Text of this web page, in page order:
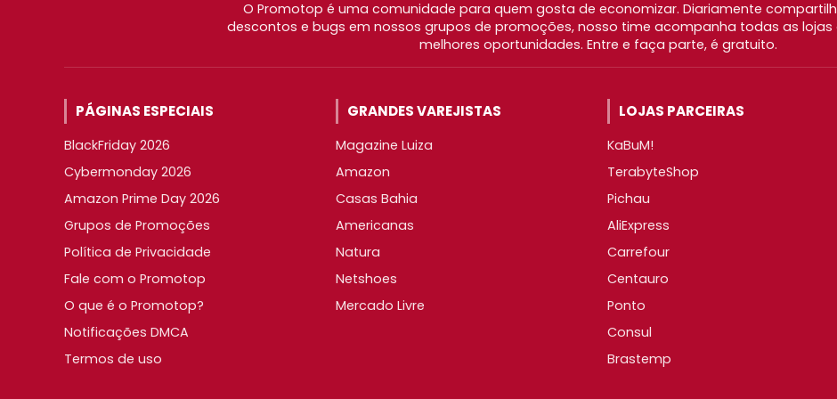
O Promotop é uma comunidade para quem gosta de economizar. Diariamente
descontos e bugs em nossos grupos de promoções, nosso time acompanha todas as
melhores oportunidades. Entre e faça parte, é gratuito.
PÁGINAS ESPECIAIS
BlackFriday 2026
Cybermonday 2026
Amazon Prime Day 2026
Grupos de Promoções
Política de Privacidade
Fale com o Promotop
O que é o Promotop?
Notificações DMCA
Termos de uso
GRANDES VAREJISTAS
Magazine Luiza
Amazon
Casas Bahia
Americanas
Natura
Netshoes
Mercado Livre
LOJAS PARCEIRAS
KaBuM!
TerabyteShop
Pichau
AliExpress
Carrefour
Centauro
Ponto
Consul
Brastemp